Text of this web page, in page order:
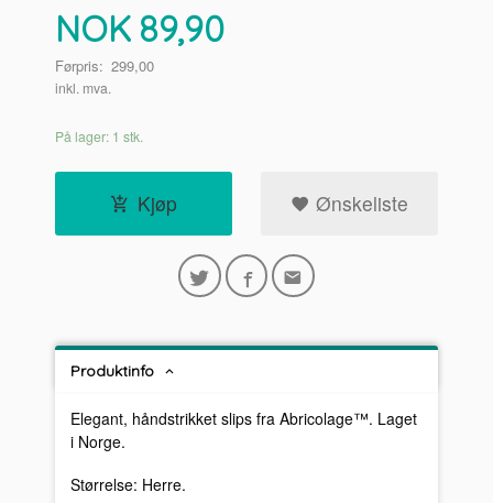
Tilbud
NOK 89,90
Førpris: 299,00
inkl. mva.
På lager: 1 stk.
Kjøp Ønskeliste
Produktinfo
Elegant, håndstrikket slips fra Abricolage™. Laget
i Norge.
Størrelse: Herre.